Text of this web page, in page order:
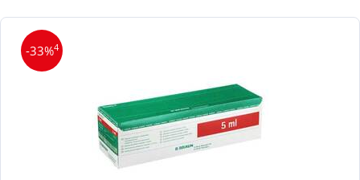
-33%4